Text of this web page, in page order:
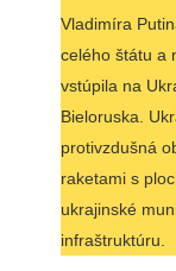
Vladimíra
celého štátu a
vstúpila na
Bieloruska.
protivzdušná
raketami s
ukrajinské
infraštruktúru.